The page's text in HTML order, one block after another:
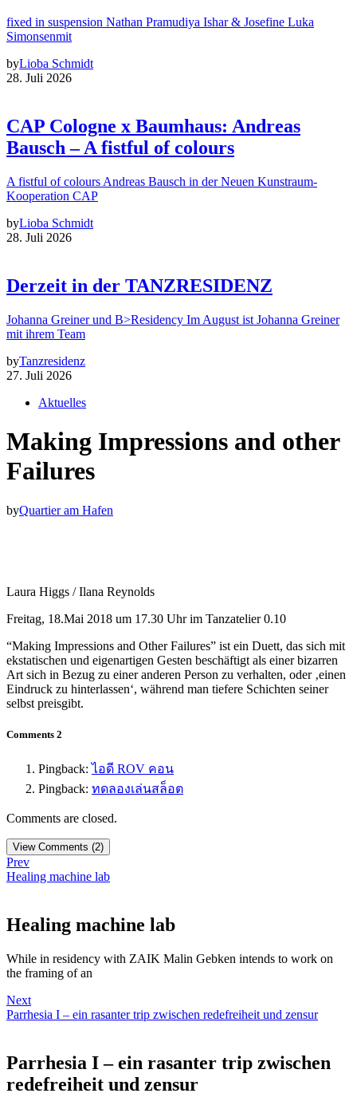
fixed in suspension Nathan Pramudiya Ishar & Josefine Luka
Simonsenmit
byLioba Schmidt
28. Juli 2026
CAP Cologne x Baumhaus: Andreas
Bausch – A fistful of colours
A fistful of colours Andreas Bausch in der Neuen Kunstraum-
Kooperation CAP
byLioba Schmidt
28. Juli 2026
Derzeit in der TANZRESIDENZ
Johanna Greiner und B>Residency Im August ist Johanna Greiner
mit ihrem Team
byTanzresidenz
27. Juli 2026
Aktuelles
Making Impressions and other
Failures
byQuartier am Hafen
Laura Higgs / Ilana Reynolds
Freitag, 18.Mai 2018 um 17.30 Uhr im Tanzatelier 0.10
“Making Impressions and Other Failures” ist ein Duett, das sich mit
ekstatischen und eigenartigen Gesten beschäftigt als einer bizarren
Art sich in Bezug zu einer anderen Person zu verhalten, oder ‚einen
Eindruck zu hinterlassen‘, während man tiefere Schichten seiner
selbst preisgibt.
Comments 2
Pingback:ไอดี ROV คอน
Pingback: ทดลองเล่นสล็อต
Comments are closed.
View Comments (2)
Prev
Healing machine lab
Healing machine lab
While in residency with ZAIK Malin Gebken intends to work on
the framing of an
Next
Parrhesia I – ein rasanter trip zwischen redefreiheit und zensur
Parrhesia I – ein rasanter trip zwischen
redefreiheit und zensur